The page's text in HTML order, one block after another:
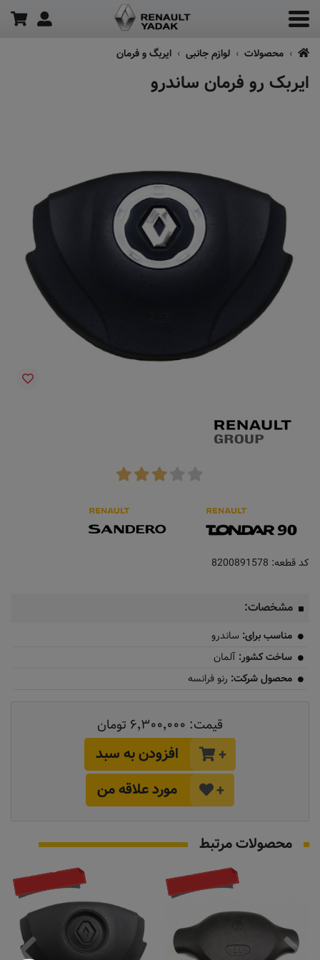
محصولات لوازم جانبی ایربگ و فرمان
ایربک رو فرمان ساندرو
کد قطعه: 8200891578
مشخصات:
مناسب برای: ساندرو
ساخت کشور: آلمان
محصول شرکت: رنو فرانسه
قیمت: ۶٬۳۰۰٬۰۰۰ تومان
+
افزودن به سبد
+
مورد علاقه من
محصولات مرتبط
توقف تولید تماس بگیرید